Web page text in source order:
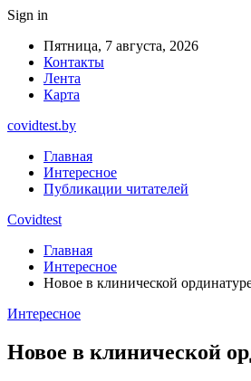
Sign in
Пятница, 7 августа, 2026
Контакты
Лента
Карта
covidtest.by
Главная
Интересное
Публикации читателей
Covidtest
Главная
Интересное
Новое в клинической
Интересное
Новое в клинической